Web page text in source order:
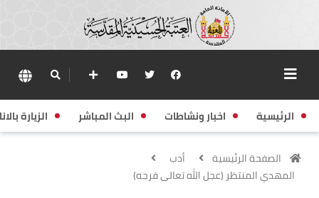
الرئيسية اخبار ونشاطات البث المباشر الزيارة
الصفحة الرئيسية
أدب
المهدي المنتظر (عجل الله تعالى فرجه)